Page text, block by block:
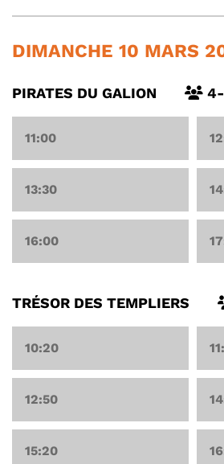
DIMANCHE 10 MARS
PIRATES DU GALION
11:00
13:30
16:00
TRÉSOR DES TEMPLIERS
10:20
12:50
15:20